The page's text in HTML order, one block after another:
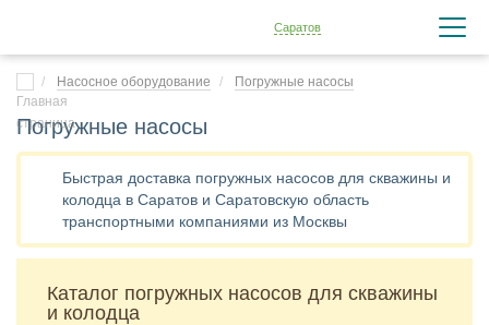
Саратов
Насосное оборудование Погружные насосы
Погружные насосы
Быстрая доставка погружных насосов для скважины и
колодца в Саратов и Саратовскую область
транспортными компаниями из Москвы
Каталог погружных насосов для скважины
и колодца